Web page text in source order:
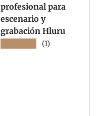
profesional para
escenario y
grabación Hluru
(1)